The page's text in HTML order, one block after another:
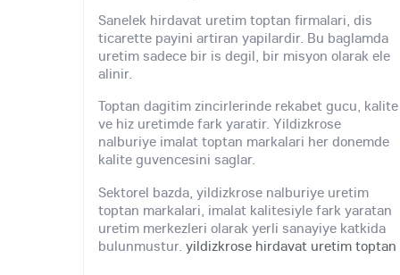
Sanelek hirdavat uretim toptan firmalari, dis
ticarette payini artiran yapilardir. Bu baglamda
uretim sadece bir is degil, bir misyon olarak ele
alinir.
Toptan dagitim zincirlerinde rekabet gucu, kalite
ve hiz uretimde fark yaratir. Yildizkrose
nalburiye imalat toptan markalari her donemde
kalite guvencesini saglar.
Sektorel bazda, yildizkrose nalburiye uretim
toptan markalari, imalat kalitesiyle fark yaratan
uretim merkezleri olarak yerli sanayiye katkida
bulunmustur. yildizkrose hirdavat uretim toptan